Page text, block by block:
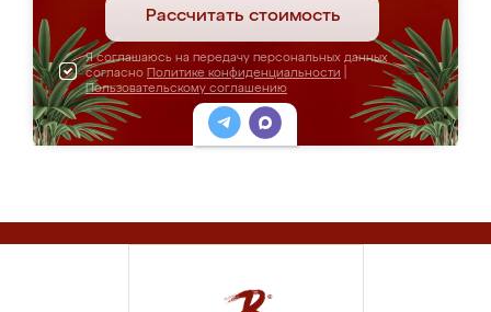
Рассчитать стоимость
Я соглашаюсь на передачу персональных данных
согласно Политике конфиденциальности
Пользовательскому соглашению